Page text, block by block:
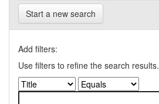
Start a new search
Add filters:
Use filters to refine the search results.